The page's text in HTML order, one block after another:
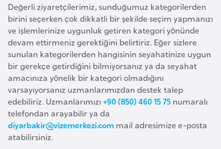
Değerli ziyaretçilerimiz, sunduğumuz kategorilerden
birini seçerken çok dikkatli bir şekilde seçim yapmanızı
ve işlemlerinize uygunluk getiren kategori yönünde
devam ettirmeniz gerektiğini belirtiriz. Eğer sizlere
sunulan kategorilerden hangisinin seyahatinize uygun
bir gerekçe getirdiğini bilmiyorsanız ya da seyahat
amacınıza yönelik bir kategori olmadığını
varsayıyorsanız uzmanlarımızdan destek talep
edebiliriz. Uzmanlarımızı +90 (850) 460 15 75 numaralı
telefondan arayabilir ya da
diyarbakir@vizemerkezi.com mail adresimize e-posta
atabilirsiniz.
s
n
a
H
e
r
s
e
k